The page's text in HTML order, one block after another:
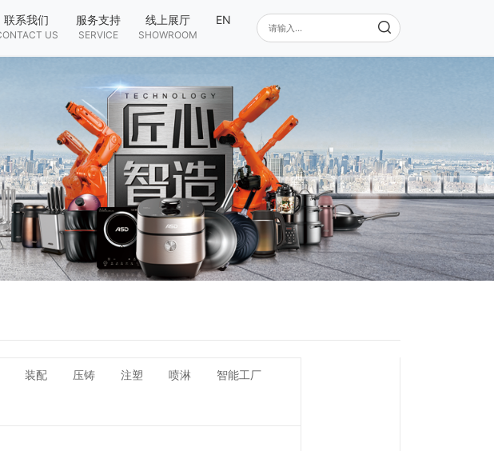
联系我们
US
服务支持
SERVICE
线上展厅
SHOWROOM
EN
装配 压铸 注塑 喷淋 智能工厂